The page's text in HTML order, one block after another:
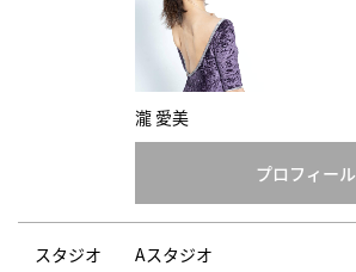
瀧 愛美
プロフィール
スタジオ Aスタジオ